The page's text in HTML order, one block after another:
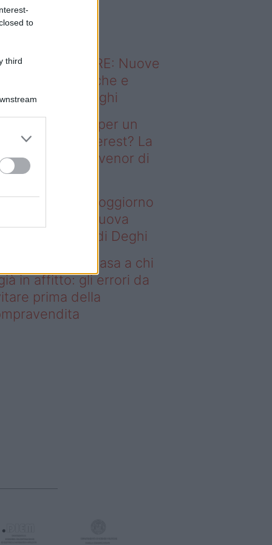
to
third
sapevi che...
ABITARE: Nuove
domestiche e
dei luoghi
– Il segreto per un
da Pinterest? La
collezione Ivenor di
per un soggiorno
Pinterest? La nuova
Ivenor di Deghi
– Vendere casa a chi
in affitto: gli errori da
prima della